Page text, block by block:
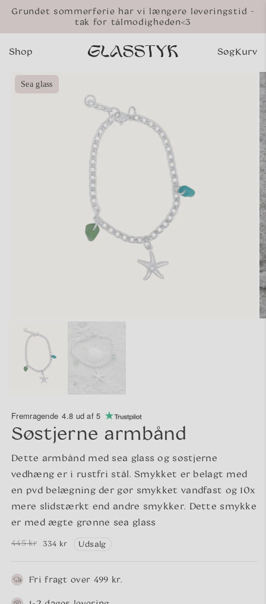
Gå til
Grundet sommerferie har vi længere leveringstid -
tak for tålmodigheden<3
Shop SøgKurv
Sea glass
Fremragende 4.8 ud af 5
Søstjerne armbånd
Dette armbånd med sea glass og søstjerne
vedhæng er i rustfri stål. Smykket er belagt med
en pvd belægning der gør smykket vandfast og 10x
mere slidstærkt end andre smykker. Dette smykke
er med ægte grønne sea glass
Normalpris
445 kr
Udsalgspris334 kr Udsalg
Fri fragt over 499 kr.